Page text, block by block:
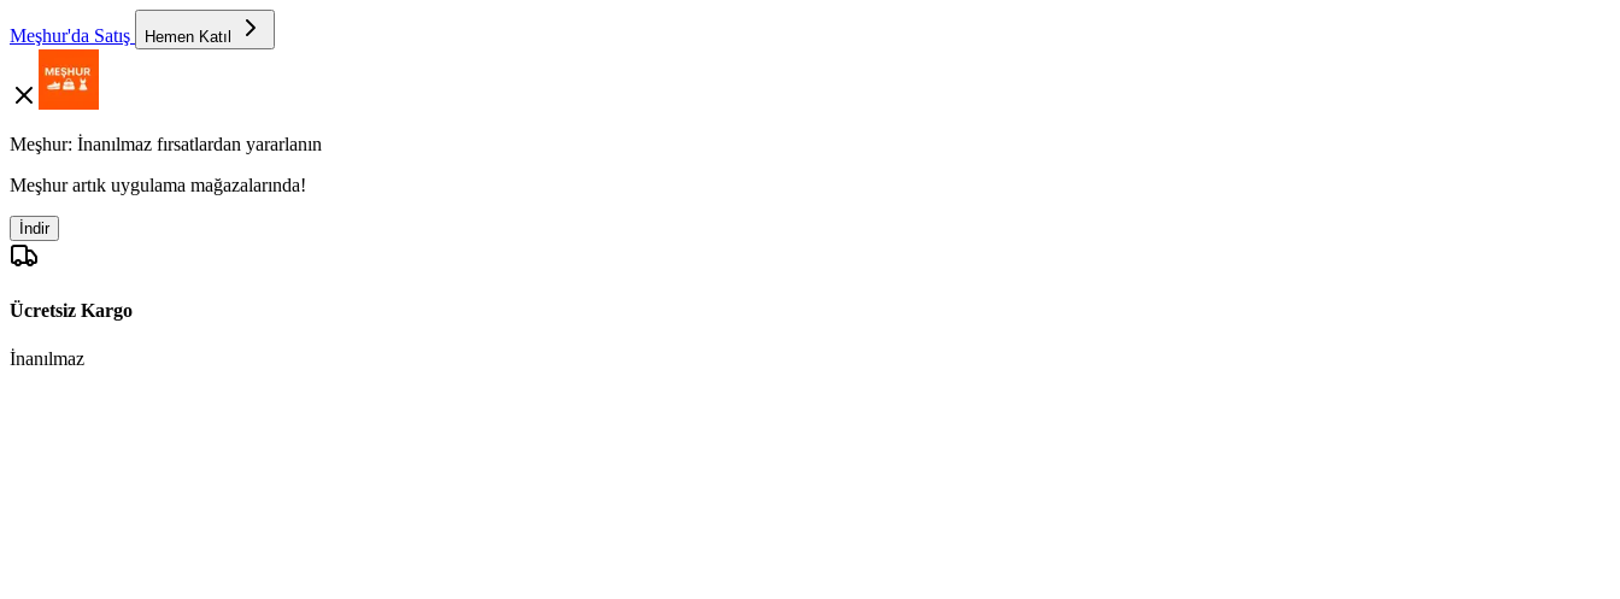
Meşhur'da Satış Hemen Katıl
Meşhur: İnanılmaz fırsatlardan yararlanın
Meşhur artık uygulama mağazalarında!
İndir
Ücretsiz Kargo
İnanılmaz